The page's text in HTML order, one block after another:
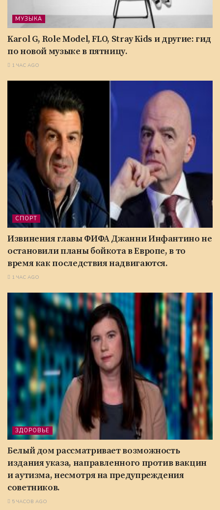
МУЗЫКА
Karol G, Role Model, FLO, Stray Kids и другие: гид
по новой музыке в пятницу.
1 ЧАС AGO
СПОРТ
Извинения главы ФИФА Джанни Инфантино не
остановили планы бойкота в Европе, в то
время как последствия надвигаются.
1 ЧАС AGO
ЗДОРОВЬЕ
Белый дом рассматривает возможность
издания указа, направленного против вакцин
и аутизма, несмотря на предупреждения
советников.
5 ЧАСОВ AGO